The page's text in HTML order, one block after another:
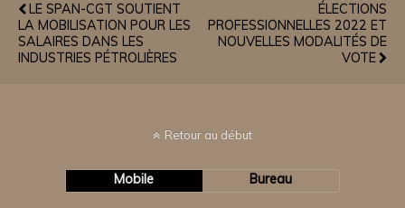
LE SPAN-CGT SOUTIENT
LA MOBILISATION POUR LES
SALAIRES DANS LES
INDUSTRIES PÉTROLIÈRES
ÉLECTIONS
PROFESSIONNELLES 2022 ET
NOUVELLES MODALITÉS DE
VOTE
Retour au début
Mobile Bureau